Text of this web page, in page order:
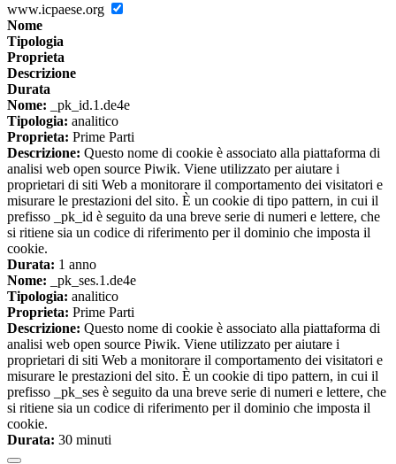
www.icpaese.org
Nome
Tipologia
Proprieta
Descrizione
Durata
Nome: _pk_id.1.de4e
Tipologia: analitico
Proprieta: Prime Parti
Descrizione: Questo nome di cookie è associato alla piattaforma di
analisi web open source Piwik. Viene utilizzato per aiutare i
proprietari di siti Web a monitorare il comportamento dei visitatori e
misurare le prestazioni del sito. È un cookie di tipo pattern, in cui il
prefisso _pk_id è seguito da una breve serie di numeri e lettere, che
si ritiene sia un codice di riferimento per il dominio che imposta il
cookie.
Durata: 1 anno
Nome: _pk_ses.1.de4e
Tipologia: analitico
Proprieta: Prime Parti
Descrizione: Questo nome di cookie è associato alla piattaforma di
analisi web open source Piwik. Viene utilizzato per aiutare i
proprietari di siti Web a monitorare il comportamento dei visitatori e
misurare le prestazioni del sito. È un cookie di tipo pattern, in cui il
prefisso _pk_ses è seguito da una breve serie di numeri e lettere, che
si ritiene sia un codice di riferimento per il dominio che imposta il
cookie.
Durata: 30 minuti